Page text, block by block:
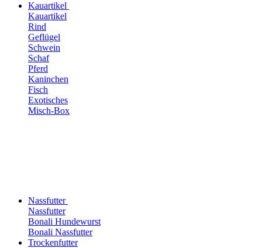
Kauartikel
Kauartikel
Rind
Geflügel
Schwein
Schaf
Pferd
Kaninchen
Fisch
Exotisches
Misch-Box
Nassfutter
Nassfutter
Bonali Hundewurst
Bonali Nassfutter
Trockenfutter